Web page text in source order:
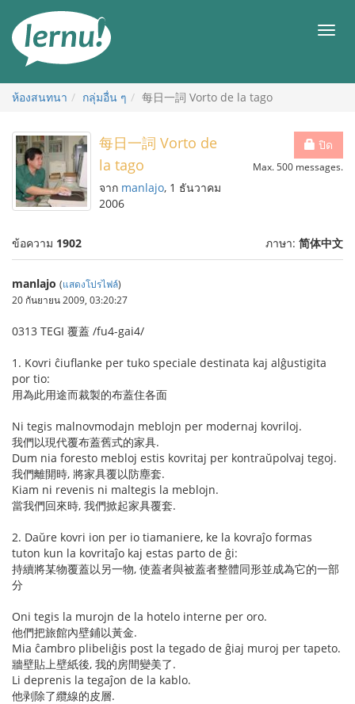
สารบัญ
เมนู
ห้องสนทนา กลุ่มอื่น ๆ 每日一詞 Vorto de la tago
ปิด
Max. 500 messages.
每日一詞 Vorto de
la tago
จาก manlajo, 1 ธันวาคม
2006
ข้อความ 1902 ภาษา: 简体中文
manlajo (แสดงโปรไฟล์)
20 กันยายน 2009, 03:20:27
0313 TEGI 覆蓋 /fu4-gai4/
1. Kovri ĉiuflanke per tuko speciale destinata kaj alĝustigita
por tio:
用為此用途而裁製的布蓋住各面
Ni tegis malnovmodajn meblojn per modernaj kovriloj.
我們以現代覆布蓋舊式的家具.
Dum nia foresto mebloj estis kovritaj per kontraŭpolvaj tegoj.
我們離開時, 將家具覆以防塵套.
Kiam ni revenis ni maltegis la meblojn.
當我們回來時, 我們掀起家具覆套.
2. Daŭre kovri ion per io tiamaniere, ke la kovraĵo formas
tuton kun la kovritaĵo kaj estas parto de ĝi:
持續將某物覆蓋以另一物, 使蓋者與被蓋者整體同形並成為它的一部
分
Oni tegis la murojn de la hotelo interne per oro.
他們把旅館內壁鋪以黃金.
Mia ĉambro plibeliĝis post la tegado de ĝiaj muroj per tapeto.
牆壁貼上壁紙後, 我的房間變美了.
Li deprenis la tegaĵon de la kablo.
他剥除了纜線的皮層.